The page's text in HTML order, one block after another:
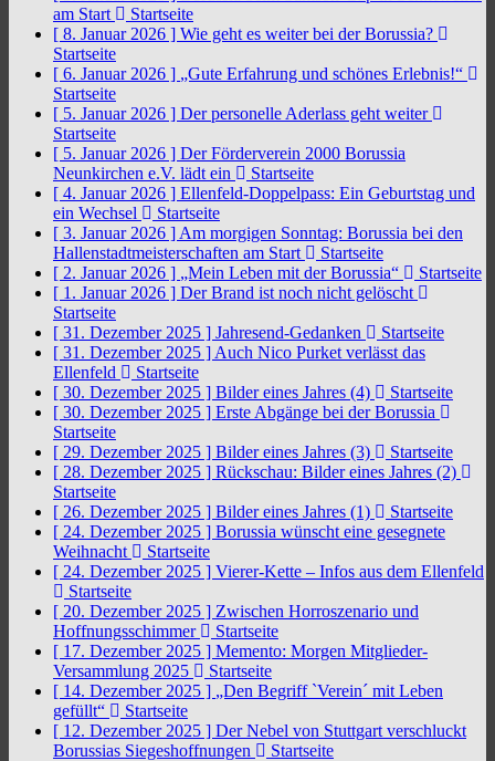
am Start
Startseite
[ 8. Januar 2026 ] Wie geht es weiter bei der Borussia?
Startseite
[ 6. Januar 2026 ] „Gute Erfahrung und schönes Erlebnis!“
Startseite
[ 5. Januar 2026 ] Der personelle Aderlass geht weiter
Startseite
[ 5. Januar 2026 ] Der Förderverein 2000 Borussia
Neunkirchen e.V. lädt ein
Startseite
[ 4. Januar 2026 ] Ellenfeld-Doppelpass: Ein Geburtstag und
ein Wechsel
Startseite
[ 3. Januar 2026 ] Am morgigen Sonntag: Borussia bei den
Hallenstadtmeisterschaften am Start
Startseite
[ 2. Januar 2026 ] „Mein Leben mit der Borussia“
Startseite
[ 1. Januar 2026 ] Der Brand ist noch nicht gelöscht
Startseite
[ 31. Dezember 2025 ] Jahresend-Gedanken
Startseite
[ 31. Dezember 2025 ] Auch Nico Purket verlässt das
Ellenfeld
Startseite
[ 30. Dezember 2025 ] Bilder eines Jahres (4)
Startseite
[ 30. Dezember 2025 ] Erste Abgänge bei der Borussia
Startseite
[ 29. Dezember 2025 ] Bilder eines Jahres (3)
Startseite
[ 28. Dezember 2025 ] Rückschau: Bilder eines Jahres (2)
Startseite
[ 26. Dezember 2025 ] Bilder eines Jahres (1)
Startseite
[ 24. Dezember 2025 ] Borussia wünscht eine gesegnete
Weihnacht
Startseite
[ 24. Dezember 2025 ] Vierer-Kette – Infos aus dem Ellenfeld
Startseite
[ 20. Dezember 2025 ] Zwischen Horroszenario und
Hoffnungsschimmer
Startseite
[ 17. Dezember 2025 ] Memento: Morgen Mitglieder-
Versammlung 2025
Startseite
[ 14. Dezember 2025 ] „Den Begriff `Verein´ mit Leben
gefüllt“
Startseite
[ 12. Dezember 2025 ] Der Nebel von Stuttgart verschluckt
Borussias Siegeshoffnungen
Startseite